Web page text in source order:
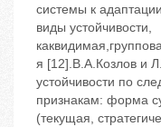
системы к
виды устойчивости,
я [12].В.А.Козлов и
устойчивости по
признакам: форма
(текущая,